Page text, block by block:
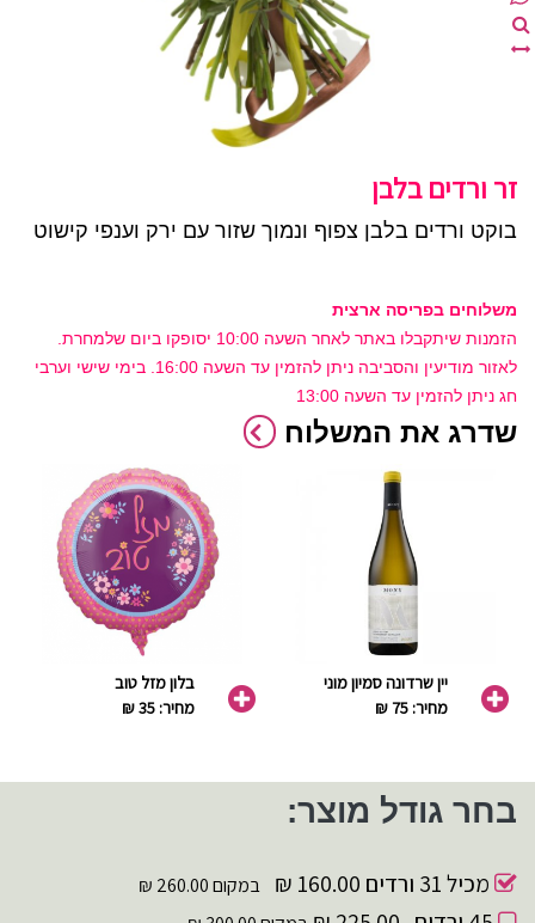
בחר גודל מוצר:
מכיל 31 ורדים 160.00 ₪ במקום 260.00 ₪
זר ורדים בלבן
בוקט ורדים בלבן צפוף ונמוך שזור עם ירק וענפי קישוט
משלוחים בפריסה ארצית
הזמנות שיתקבלו באתר לאחר השעה 10:00 יסופקו ביום שלמחרת.
לאזור מודיעין והסביבה ניתן להזמין עד השעה 16:00. בימי שישי וערבי
חג ניתן להזמין עד השעה 13:00
שדרג את המשלוח
יין שרדונה סמיון מוני
מחיר: 75 ₪
בלון מזל טוב
מחיר: 35 ₪